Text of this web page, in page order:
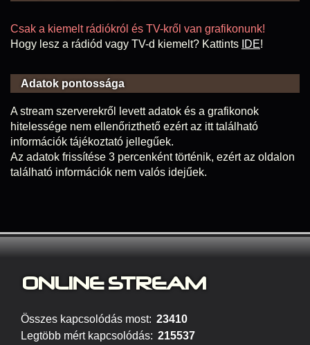
Csak a kiemelt rádiókról és TV-kről van grafikonunk!
Hogy lesz a rádiód vagy TV-d kiemelt? Kattints IDE!
Adatok pontossága
A stream szerverekről levett adatok és a grafikonok
hitelessége nem ellenőrizthető ezért az itt található
információk tájékoztató jellegűek.
Az adatok frissítése 3 percenként történik, ezért az oldalon
található információk nem valós idejűek.
ONLINE STREAM
Összes kapcsolódás most: 23410
Legtöbb mért kapcsolódás: 215537